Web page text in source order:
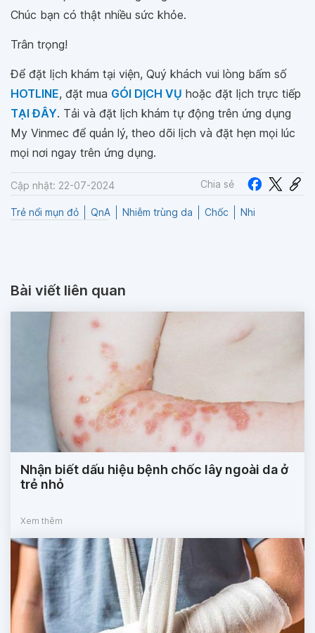
Chúc bạn có thật nhiều sức khỏe.
Trân trọng!
Để đặt lịch khám tại viện, Quý khách vui lòng bấm số
HOTLINE, đặt mua GÓI DỊCH VỤ hoặc đặt lịch trực tiếp
TẠI ĐÂY. Tải và đặt lịch khám tự động trên ứng dụng
My Vinmec để quản lý, theo dõi lịch và đặt hẹn mọi lúc
mọi nơi ngay trên ứng dụng.
Cập nhật: 22-07-2024 Chia sẻ
Trẻ nổi mụn đỏ QnA Nhiễm trùng da Chốc Nhi
Bài viết liên quan
Nhận biết dấu hiệu bệnh chốc lây ngoài da ở
trẻ nhỏ
Xem thêm